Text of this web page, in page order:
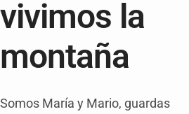
vivimos la
montaña
Somos María y Mario, guardas